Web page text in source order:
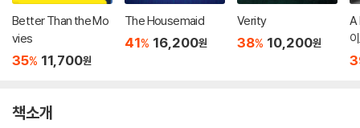
Better Than the Mo
vies
35% 11,700원
The Housemaid
41% 16,200원
Verity
38% 10,200원
A
책소개